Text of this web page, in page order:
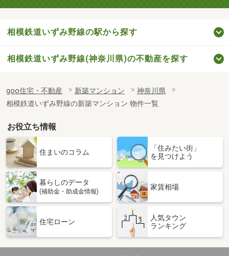
相模鉄道いずみ野線の駅から探す
相模鉄道いずみ野線(神奈川県)の不動産を探す
goo住宅・不動産 新築マンション
神奈川県
相模鉄道いずみ野線の新築マンション 物件一覧
お役立ち情報
住まいのコラム
「住みたい街」
を見つけよう
暮らしのデータ
(補助金・助成金情報)
家賃相場
住宅ローン
人気タウン
ランキング